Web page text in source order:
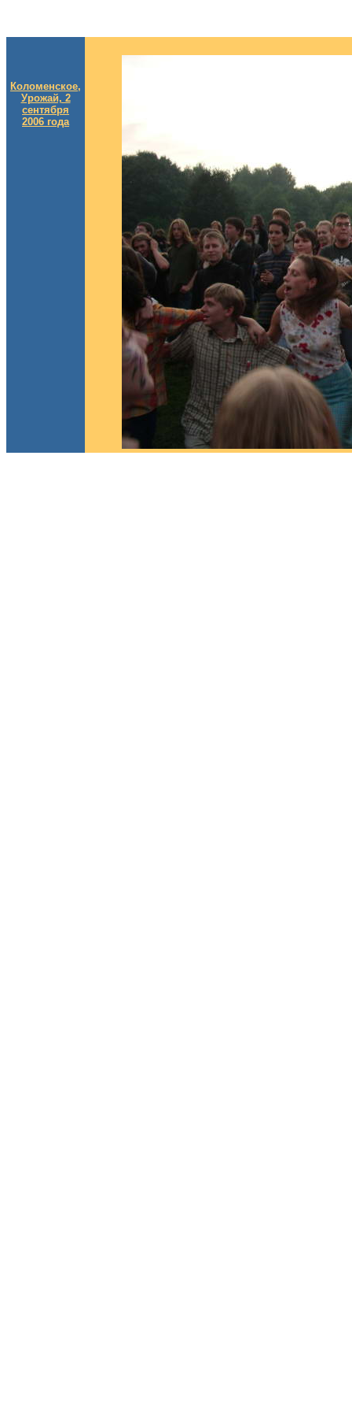
Коломенское,
Урожай, 2
сентября
2006 года